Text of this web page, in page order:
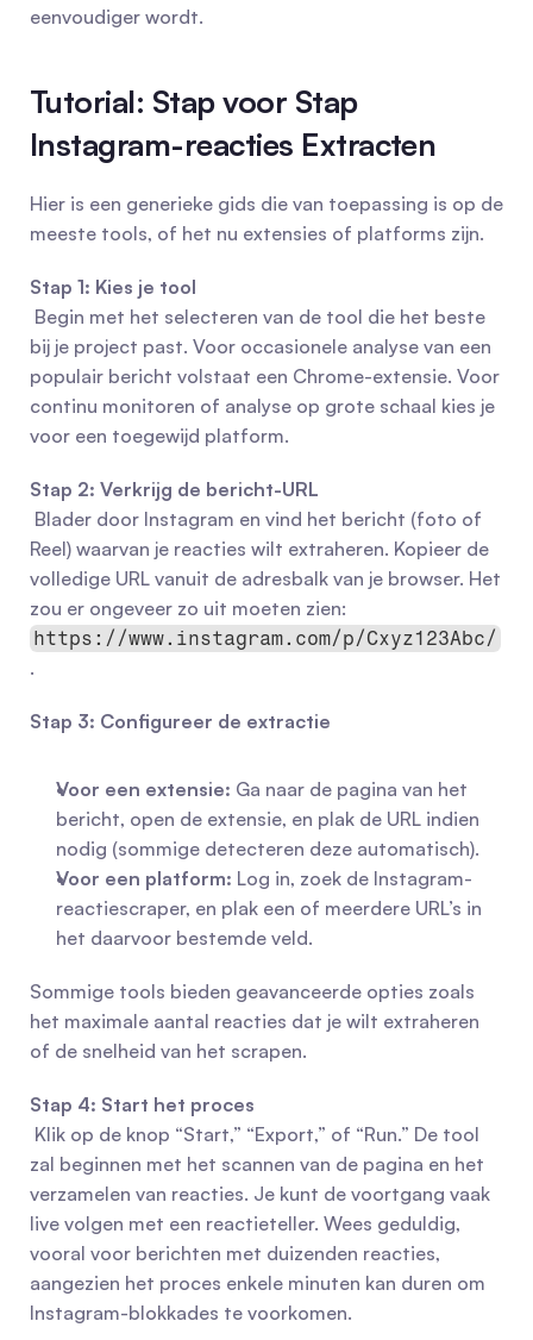
eenvoudiger wordt.
Tutorial: Stap voor Stap
Instagram-reacties Extracten
Hier is een generieke gids die van toepassing is op de
meeste tools, of het nu extensies of platforms zijn.
Stap 1: Kies je tool
bij je project past. Voor occasionele analyse van een
populair bericht volstaat een Chrome-extensie. Voor
continu monitoren of analyse op grote schaal kies je
voor een toegewijd platform.
Stap 2: Verkrijg de bericht-URL
Reel) waarvan je reacties wilt extraheren. Kopieer de
volledige URL vanuit de adresbalk van je browser. Het
https://www.instagram.com/p/Cxyz123Abc/
.
Stap 3: Configureer de extractie
Voor een extensie: Ga naar de pagina van het
bericht, open de extensie, en plak de URL indien
nodig (sommige detecteren deze automatisch).
Voor een platform: Log in, zoek de Instagram-
reactiescraper, en plak een of meerdere URL’s in
het daarvoor bestemde veld.
Sommige tools bieden geavanceerde opties zoals
het maximale aantal reacties dat je wilt extraheren
of de snelheid van het scrapen.
Stap 4: Start het proces
zal beginnen met het scannen van de pagina en het
verzamelen van reacties. Je kunt de voortgang vaak
live volgen met een reactieteller. Wees geduldig,
vooral voor berichten met duizenden reacties,
aangezien het proces enkele minuten kan duren om
Instagram-blokkades te voorkomen.